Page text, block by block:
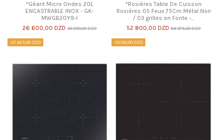
*Géant Micro Ondes 20L
ENCASTRABLE INOX - GK-
MWGB20Y9-I
26 600,00 DZD 35 000,00 DZD
*Rosières Table De Cuisson
Rosières 05 Feux 75Cm Métal Noir
/ 03 grilles en Fonte -...
52 800,00 DZD 69 375,00 DZD
-21 425,00 DZD -15 100,00 DZD